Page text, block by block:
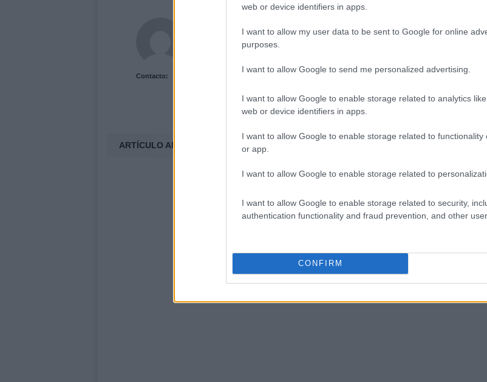
web or device identifiers in apps.
I want to allow my user data to be sent to Google for online
purposes.
I want to allow Google to send me personalized advertising.
I want to allow Google to enable storage related to analytics
web or device identifiers in apps.
I want to allow Google to enable storage related to functionality
or app.
I want to allow Google to enable storage related to
I want to allow Google to enable storage related to security,
authentication functionality and fraud prevention, and other
CONFIRM
Contacto:
ARTÍCULO ANTERIOR